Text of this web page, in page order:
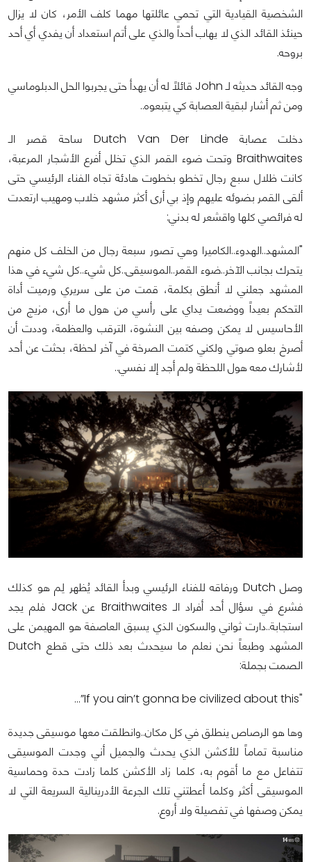
الشخصية القيادية التي تحمي عائلتها مهما كلف الأمر، كان لا يزال
حينئذ القائد الذي لا يهاب أحداً والذي على أتم استعداد أن يفدي أي أحد
بروحه.
وجه القائد حديثه لـ John قائلاً له أن يهدأ حتى يجربوا الحل الدبلوماسي
ومن ثم أشار لبقية العصابة كي يتبعوه..
دخلت عصابة Dutch Van Der Linde ساحة قصر الـ
Braithwaites وتحت ضوء القمر الذي تخلل أفرع الأشجار المرعبة،
كانت ظلال سبع رجال تخطو بخطوت هادئة تجاه الفناء الرئيسي حتى
ألقى القمر بضوئه عليهم وإذ بي أرى أكثر مشهد خلاب ومهيب ارتعدت
له فرائصي كلها واقشعر له بدني:
"المشهد..الهدوء..الكاميرا وهي تصور سبعة رجال من الخلف كل منهم
يتحرك بجانب الآخر..ضوء القمر..الموسيقى..كل شيء..كل شيء في هذا
المشهد جعلني لا أنطق بكلمة، قمت من على سريري ورميت أداة
التحكم بعيداً ووضعت يداي على رأسي من هول ما أرى، مزيج من
الأحاسيس لا يمكن وصفه بين النشوة، الترقب والعظمة، وددت أن
أصرخ بعلو صوتي ولكني كتمت الصرخة في آخر لحظة، بحثت عن أحد
لأشارك معه هول اللحظة ولم أجد إلا نفسي..
وصل Dutch ورفاقه للفناء الرئيسي وبدأ القائد يُظهر لِم هو كذلك
فشرع في سؤال أحد أفراد الـ Braithwaites عن Jack فلم يجد
استجابة..دارت ثواني والسكون الذي يسبق العاصفة هو المهيمن على
المشهد وطبعاً نحن نعلم ما سيحدث بعد ذلك حتى قطع Dutch
الصمت بجملة:
"If you ain’t gonna be civilized about this”...
وها هو الرصاص ينطلق في كل مكان..وانطلقت معها موسيقى جديدة
مناسبة تماماً للأكشن الذي يحدث والجميل أني وجدت الموسيقى
تتفاعل مع ما أقوم به، كلما زاد الأكشن كلما زادت حدة وحماسية
الموسيقى أكثر وكلما أعطتني تلك الجرعة الأدرينالية السريعة التي لا
يمكن وصفها في تفصيلة ولا أروع.